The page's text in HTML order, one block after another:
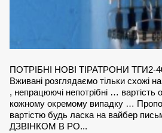
ПОТРІБНІ НОВІ ТІРАТРОНИ ТГИ2-
Вживані розглядаємо тільки схожі на
, непрацюючі непотрібні … вартість
кожному окремому випадку …
вартістю будь ласка на вайбер
ДЗВІНКОМ В РО...